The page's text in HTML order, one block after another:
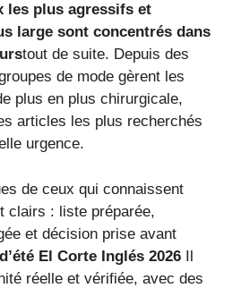
les plus agressifs et
large sont concentrés dans
tout de suite. Depuis des
de mode gèrent les
plus en plus chirurgicale,
articles les plus recherchés
urgence.
de ceux qui connaissent
clairs : liste préparée,
et décision prise avant
El Corte Inglés 2026 Il
réelle et vérifiée, avec des